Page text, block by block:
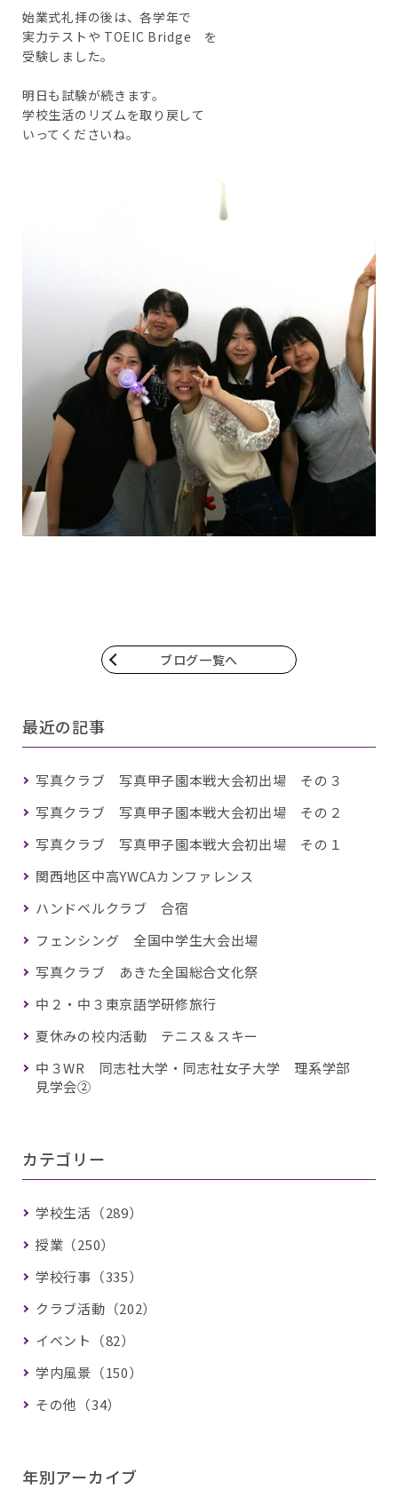
始業式礼拝の後は、各学年で
実力テストや TOEIC Bridge を
受験しました。
明日も試験が続きます。
学校生活のリズムを取り戻して
いってくださいね。
ブログ一覧へ
最近の記事
写真クラブ 写真甲子園本戦大会初出場 その３
写真クラブ 写真甲子園本戦大会初出場 その２
写真クラブ 写真甲子園本戦大会初出場 その１
関西地区中高YWCAカンファレンス
ハンドベルクラブ 合宿
フェンシング 全国中学生大会出場
写真クラブ あきた全国総合文化祭
中２・中３東京語学研修旅行
夏休みの校内活動 テニス＆スキー
中３WR 同志社大学・同志社女子大学 理系学部
見学会②
カテゴリー
学校生活（289）
授業（250）
学校行事（335）
クラブ活動（202）
イベント（82）
学内風景（150）
その他（34）
年別アーカイブ